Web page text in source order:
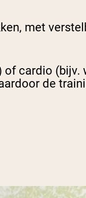
met
cardio (bijv.
de